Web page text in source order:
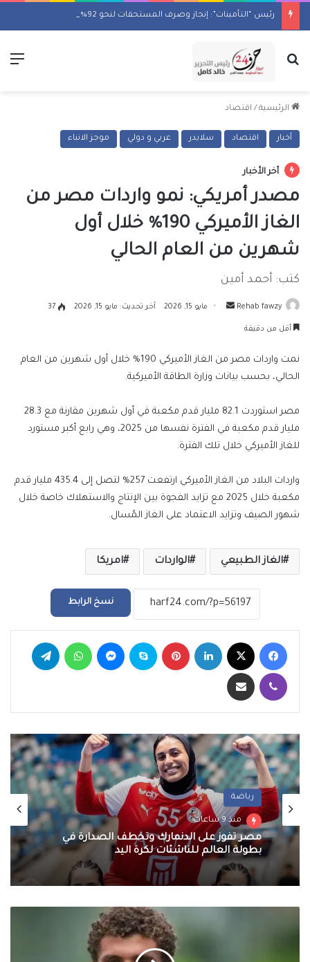
بحث عن
الرئيسية / اقتصاد
أخبار اقتصاد سلايدر عربي و دولي موجز الانباء
أخر الأخبار
مصدر أمريكي: نمو واردات مصر من
الغاز الأميركي 190% خلال أول
شهرين من العام الحالي
كتب: أحمد أمين
Rehab fawzy
أرسل مايو 15, 2026 آخر تحديث: مايو 15, 2026 37
أقل من دقيقة
نمت واردات مصر من الغاز الأميركي 190% خلال أول شهرين من العام
الحالي، بحسب بيانات وزارة الطاقة الأميركية.
مصر استوردت 82.1 مليار قدم مكعبة في أول شهرين مقارنة مع 28.3
مليار قدم مكعبة في الفترة نفسها من 2025، وهي رابع أكبر مستورد
للغاز الأميركي خلال تلك الفترة.
واردات البلاد من الغاز الأميركي ارتفعت 257% لتصل إلى 435.4 مليار قدم
مكعبة خلال 2025 مع تزايد الفجوة بين الإنتاج والاستهلاك خاصة خلال
شهور الصيف وتزايد الاعتماد على الغاز المُسال.
الغاز الطبيعي الواردات امريكا
نسخ الرابط
فيسبوك لينكدإن بينتيريست سكايب ماسنجر واتساب
ڤايبر مشاركة عبر البريد
رياضة
منذ 9 ساعات
مصر تفوز على الدنمارك وتخطف الصدارة في
بطولة العالم للناشئات لكرة اليد